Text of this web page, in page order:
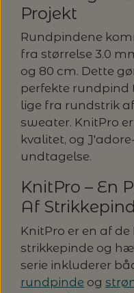
Projekt
Rundpindene
fra størrelse 3.0
og 80 cm. Dette
perfekte rundpind
lige fra rundstrik
sweater. KnitPro
kvalitet, og
undtagelse.
KnitPro – En
Af
KnitPro er en af
strikkepinde og
serie inkluderer
rundpinde og